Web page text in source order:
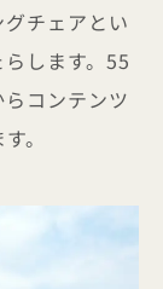
チェアとい
します。55
コンテンツ
。